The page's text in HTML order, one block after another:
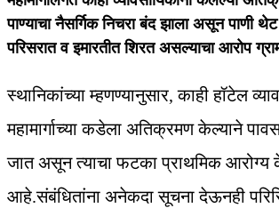
पाण्याचा नैसर्गिक निचरा बंद झाला असून पाणी
परिसरात व इमारतीत शिरत असल्याचा आरोप
स्थानिकांच्या म्हणण्यानुसार, काही हॉटेल
महामार्गाच्या कडेला अतिक्रमण केल्याने
जात असून त्याचा फटका प्राथमिक आरोग्य
आहे.संबंधितांना अनेकदा सूचना देऊनही